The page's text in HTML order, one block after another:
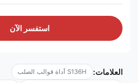
استفسر الآن
العلامات: S136H أداة قوالب الصلب